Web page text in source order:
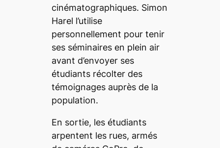
cinématographiques. Simon
Harel l’utilise
personnellement pour tenir
ses séminaires en plein air
avant d’envoyer ses
étudiants récolter des
témoignages auprès de la
population.
En sortie, les étudiants
arpentent les rues, armés